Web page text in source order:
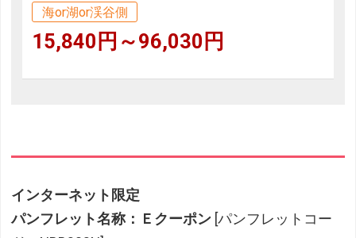
海or湖or渓谷側
15,840円～96,030円
インターネット限定
パンフレット名称：Ｅクーポン [パンフレットコー